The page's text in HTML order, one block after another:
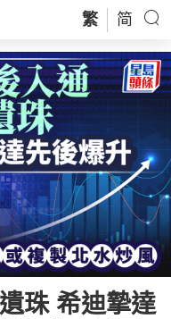
繁 简
珠 希迪摯達